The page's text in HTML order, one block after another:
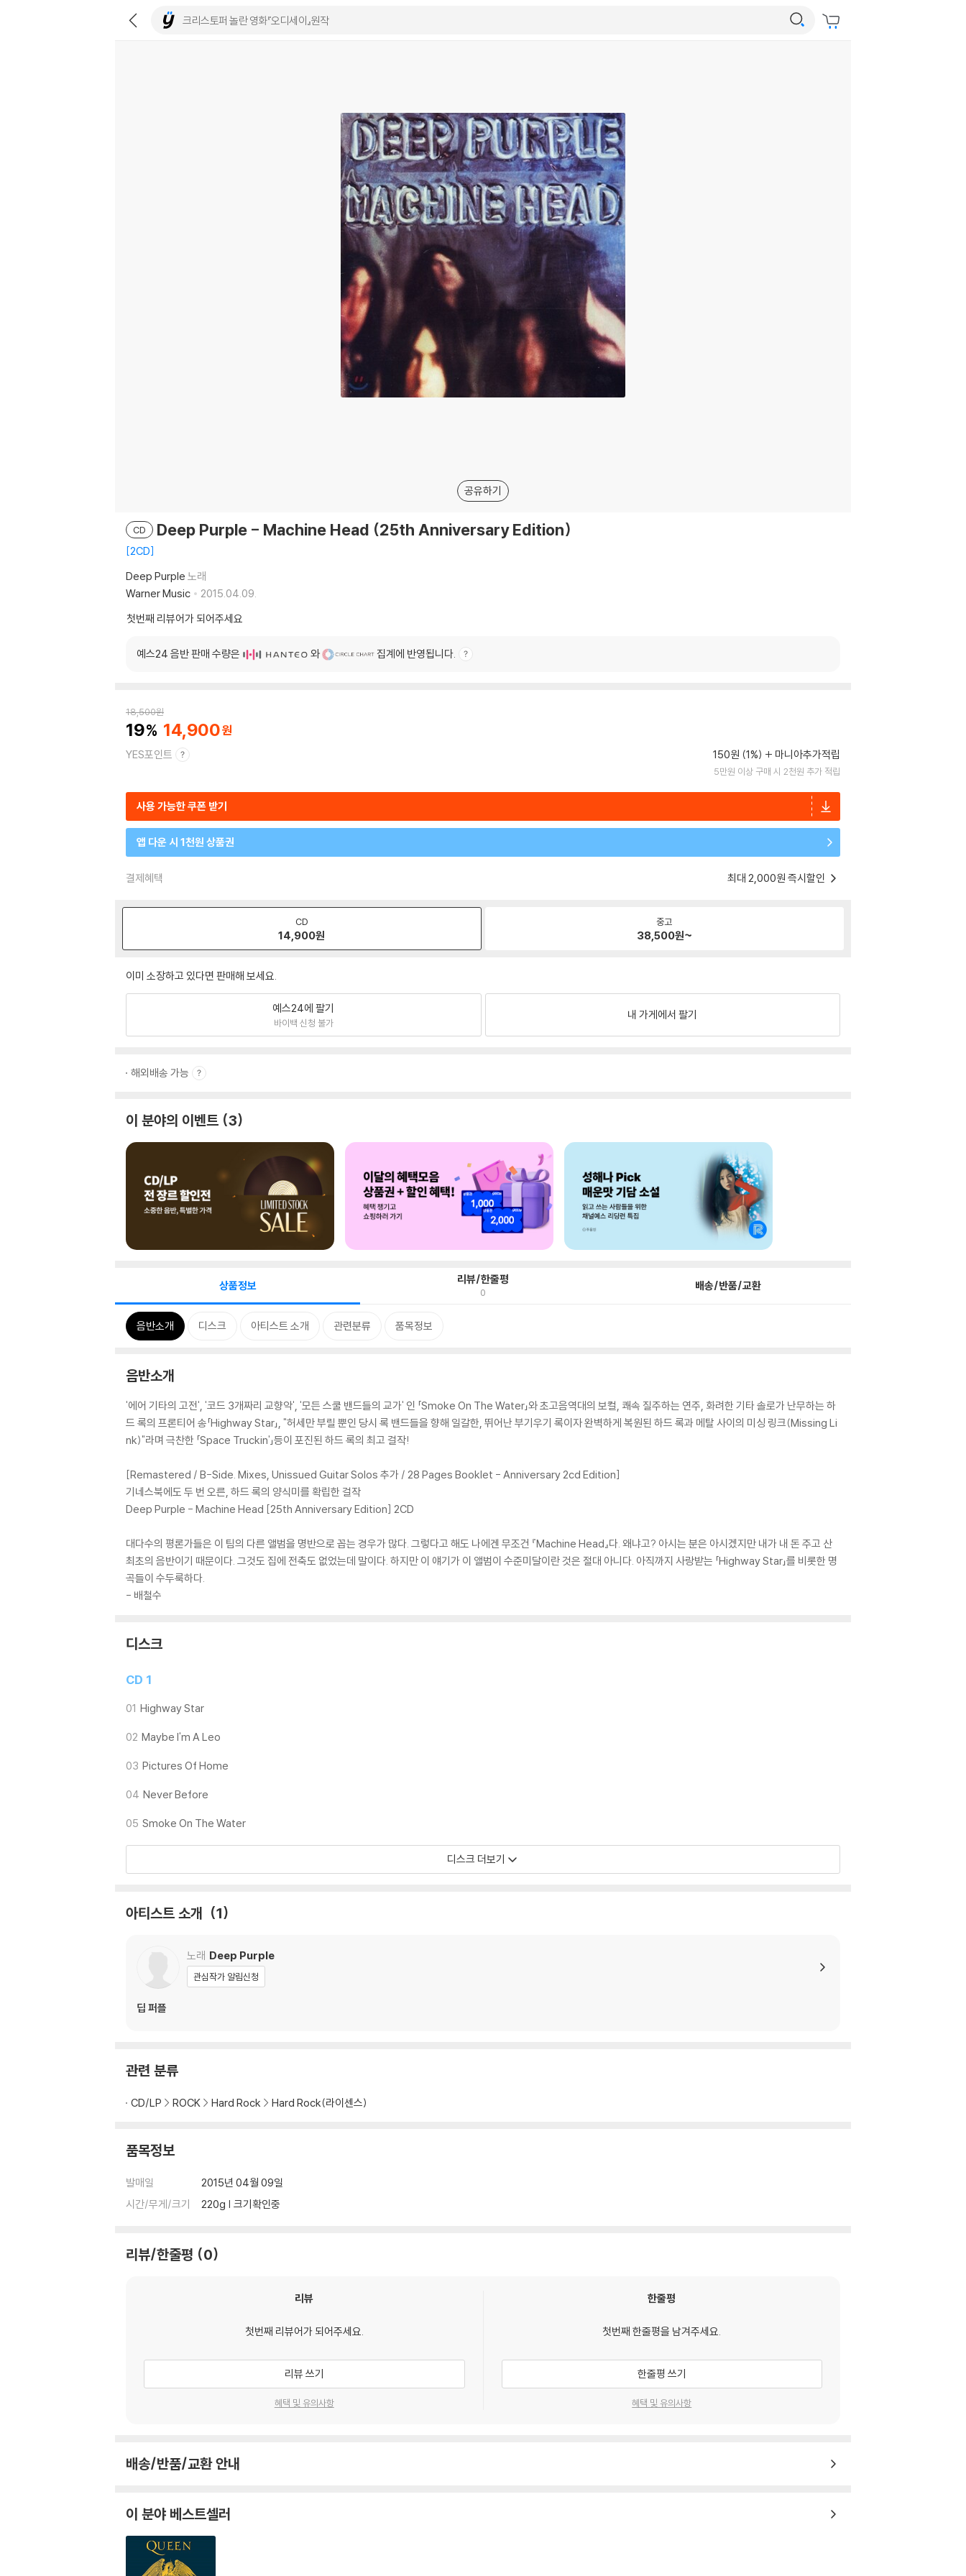
공유하기
CD Deep Purple - Machine Head (25th Anniversary Edition)
2CD
Deep Purple 노래
Warner Music
2015.04.09.
첫번째 리뷰어가 되어주세요
예스24 음반 판매 수량은 와 집계에 반영됩니다.
18,500원
19 14,900
YES포인트 150원 (1%) 마니아추가적립
5만원 이상 구매 시 2천원 추가 적립
사용 가능한 쿠폰 받기
앱 다운 시 1천원 상품권
결제혜택 최대 2,000원 즉시할인
CD
14,900원
중고
38,500원~
이미 소장하고 있다면 판매해 보세요.
예스24에 팔기
바이백 신청 불가
내 가게에서 팔기
해외배송 가능
이 분야의 이벤트 3
상품정보 리뷰/한줄평
0 배송/반품/교환
음반소개 디스크 아티스트 소개 관련분류 품목정보
음반소개
'에어 기타의 고전', '코드 3개짜리 교향악', '모든 스쿨 밴드들의 교가' 인 「Smoke On The Water」와 초고음역대의 보컬, 쾌속 질주하는 연주, 화려한 기타 솔로가 난무하는 하
드 록의 프론티어 송「Highway Star」, "허세만 부릴 뿐인 당시 록 밴드들을 향해 일갈한, 뛰어난 부기우기 록이자 완벽하게 복원된 하드 록과 메탈 사이의 미싱 링크(Missing Li
nk)"라며 극찬한 「Space Truckin'」등이 포진된 하드 록의 최고 걸작!
[Remastered / B-Side. Mixes, Unissued Guitar Solos 추가 / 28 Pages Booklet - Anniversary 2cd Edition]
기네스북에도 두 번 오른, 하드 록의 양식미를 확립한 걸작
Deep Purple - Machine Head [25th Anniversary Edition] 2CD
대다수의 평론가들은 이 팀의 다른 앨범을 명반으로 꼽는 경우가 많다. 그렇다고 해도 나에겐 무조건 『Machine Head』다. 왜냐고? 아시는 분은 아시겠지만 내가 내 돈 주고 산
최초의 음반이기 때문이다. 그것도 집에 전축도 없었는데 말이다. 하지만 이 얘기가 이 앨범이 수준미달이란 것은 절대 아니다. 아직까지 사랑받는 「Highway Star」를 비롯한 명
곡들이 수두룩하다.
- 배철수
디스크
CD 1
01 Highway Star
02 Maybe I'm A Leo
03 Pictures Of Home
04 Never Before
05 Smoke On The Water
디스크 더보기
아티스트 소개 1
노래 Deep Purple
관심작가 알림신청
딥 퍼플
관련 분류
CD/LP ROCK Hard Rock Hard Rock(라이센스)
품목정보
발매일
2015년 04월 09일
시간/무게/크기
220g | 크기확인중
리뷰/한줄평 0
리뷰
첫번째 리뷰어가 되어주세요.
리뷰 쓰기
혜택 및 유의사항
한줄평
첫번째 한줄평을 남겨주세요.
한줄평 쓰기
혜택 및 유의사항
배송/반품/교환 안내
이 분야 베스트셀러